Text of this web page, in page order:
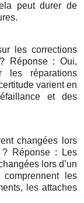
peut durer de
les corrections
Réponse : Oui,
les réparations
varient en
et des
changées lors
? Réponse : Les
lors d’un
les
les attaches